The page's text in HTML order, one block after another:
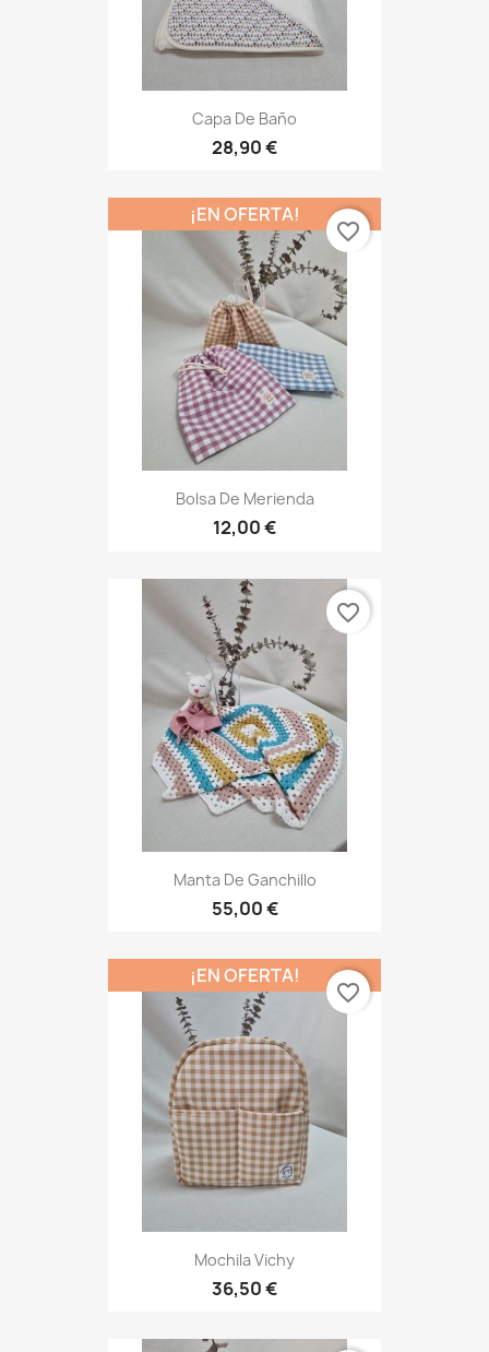
Capa De Baño
28,90 €
Bolsa De Merienda
12,00 €
¡EN OFERTA!
favorite_border
Manta De Ganchillo
55,00 €
favorite_border
Mochila Vichy
36,50 €
¡EN OFERTA!
favorite_border